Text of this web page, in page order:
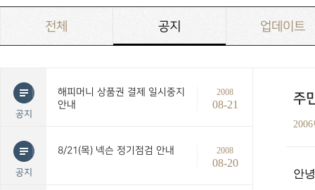
전체 공지 업데이트
공지
해피머니 상품권 결제 일시중지
안내
2008
08-21
공지
8/21(목) 넥슨 정기점검 안내 2008
08-20
주
안